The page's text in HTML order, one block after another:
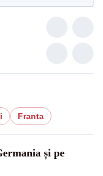
Franta
și pe